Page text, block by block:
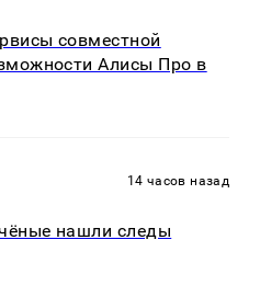
совместной
Алисы Про в
14 часов назад
нашли следы